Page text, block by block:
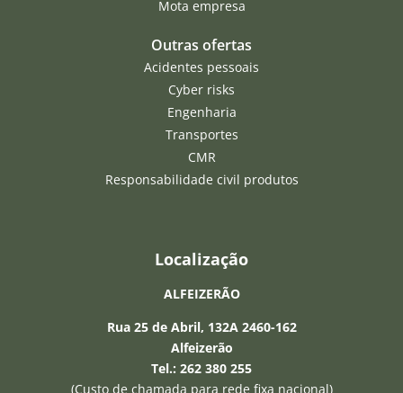
Mota empresa
Outras ofertas
Acidentes pessoais
Cyber risks
Engenharia
Transportes
CMR
Responsabilidade civil produtos
Localização
ALFEIZERÃO
Rua 25 de Abril, 132A 2460-162
Alfeizerão
Tel.: 262 380 255
(Custo de chamada para rede fixa nacional)